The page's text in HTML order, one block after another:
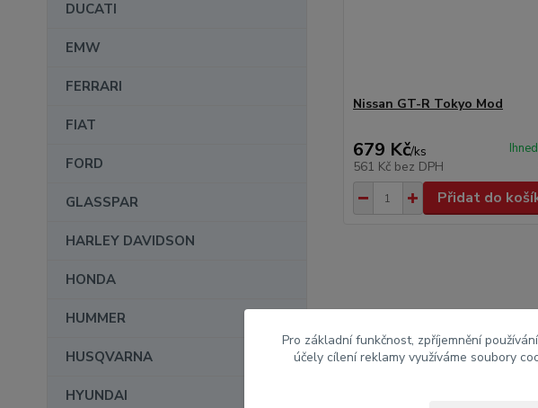
DUCATI
EMW
FERRARI
FIAT
FORD
GLASSPAR
HARLEY DAVIDSON
HONDA
HUMMER
HUSQVARNA
HYUNDAI
Nissan GT-R Tokyo Mod
679 Kč/ks
561 Kč bez DPH
Přidat do
Pro základní funkčnost, zpříjemnění
účely cílení reklamy využíváme soubory